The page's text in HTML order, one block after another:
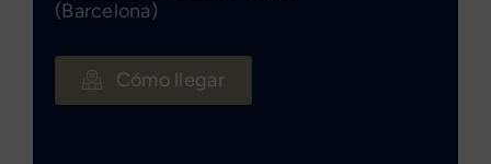
(Barcelona)
Cómo llegar